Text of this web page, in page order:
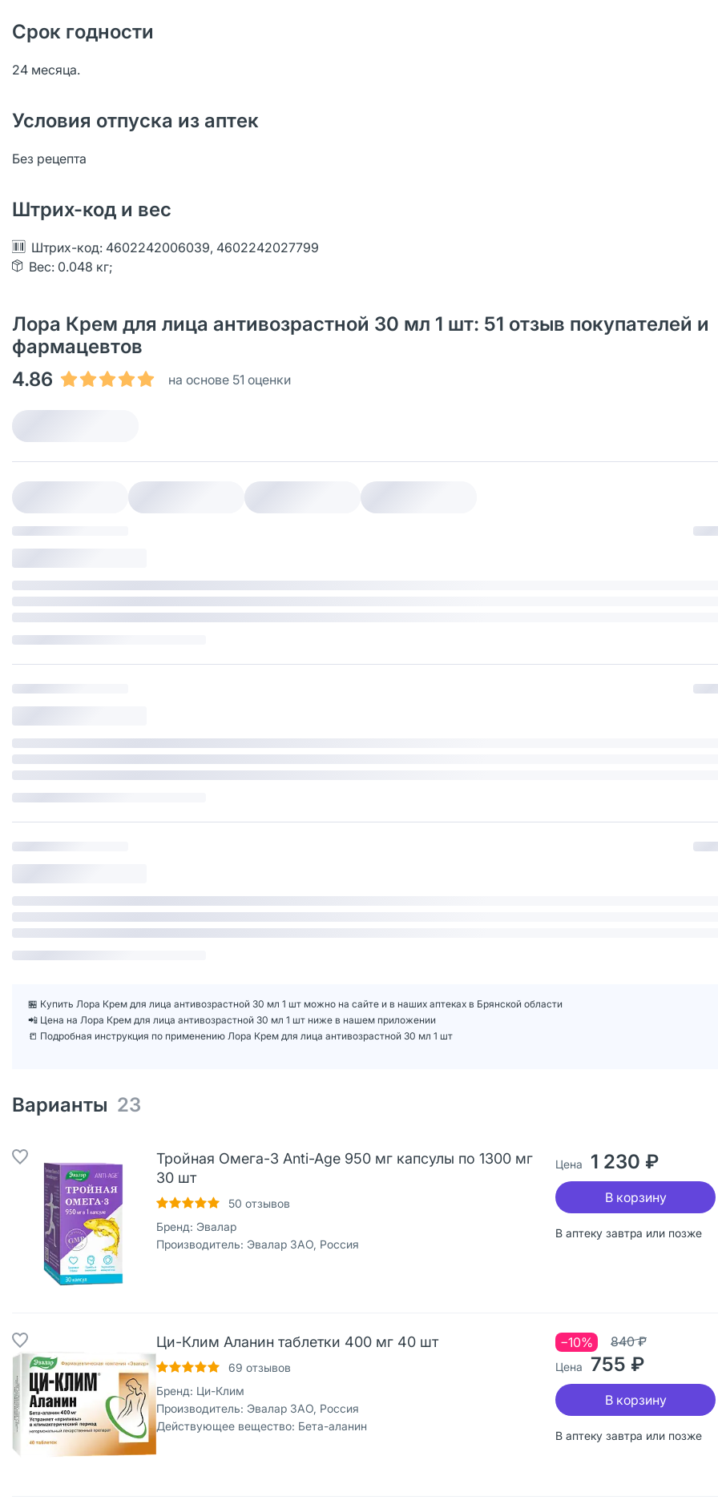
Срок годности
24 месяца.
Условия отпуска из аптек
Без рецепта
Штрих-код и вес
Штрих-код: 4602242006039, 4602242027799
Вес: 0.048 кг;
Лора Крем для лица антивозрастной 30 мл 1 шт: 51 oтзыв покупателей и
фармацевтов
4.86
на основе 51 оценки
🏪 Купить Лора Крем для лица антивозрастной 30 мл 1 шт можно на сайте и в наших аптеках в Брянской области
📲 Цена на Лора Крем для лица антивозрастной 30 мл 1 шт ниже в нашем приложении
📒 Подробная инструкция по применению Лора Крем для лица антивозрастной 30 мл 1 шт
Варианты 23
Тройная Омега-3 Anti-Age 950 мг капсулы по 1300 мг
30 шт
50 отзывов
Бренд: Эвалар
Производитель: Эвалар ЗАО, Россия
В аптеку завтра или позже
Цена 1 230 ₽
В корзину
Ци-Клим Аланин таблетки 400 мг 40 шт
69 отзывов
Бренд: Ци-Клим
Производитель: Эвалар ЗАО, Россия
Действующее вещество: Бета-аланин
В аптеку завтра или позже
Цена 755 ₽
840 ₽
−10%
В корзину